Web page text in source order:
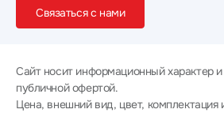
Связаться с нами
Сайт носит информационный характер и
публичной офертой.
Цена, внешний вид, цвет, комплектация